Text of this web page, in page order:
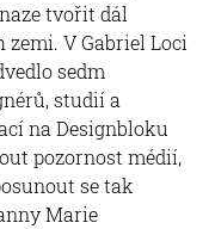
tvořit dál
V Gabriel Loci
sedm
studií a
na Designbloku
pozornost médií,
se tak
Marie